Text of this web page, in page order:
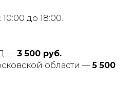
10:00 до 18:00.
— 3 500 руб.
области —5 500